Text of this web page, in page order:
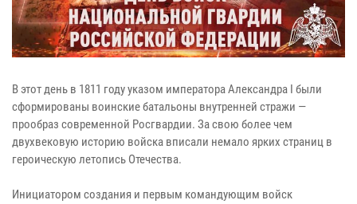
В этот день в 1811 году указом императора Александра I были
сформированы воинские батальоны внутренней стражи —
прообраз современной Росгвардии. За свою более чем
двухвековую историю войска вписали немало ярких страниц в
героическую летопись Отечества.
Инициатором создания и первым командующим войск